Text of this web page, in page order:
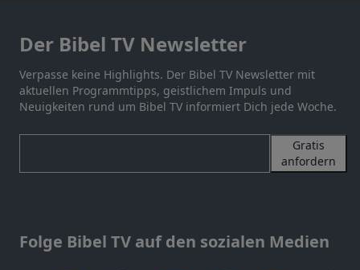
Der Bibel TV Newsletter
Verpasse keine Highlights. Der Bibel TV Newsletter mit
aktuellen Programmtipps, geistlichem Impuls und
Neuigkeiten rund um Bibel TV informiert Dich jede Woche.
Gratis
anfordern
Folge Bibel TV auf den sozialen Medien